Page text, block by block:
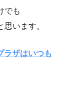
でも
います。
ラザはいつも